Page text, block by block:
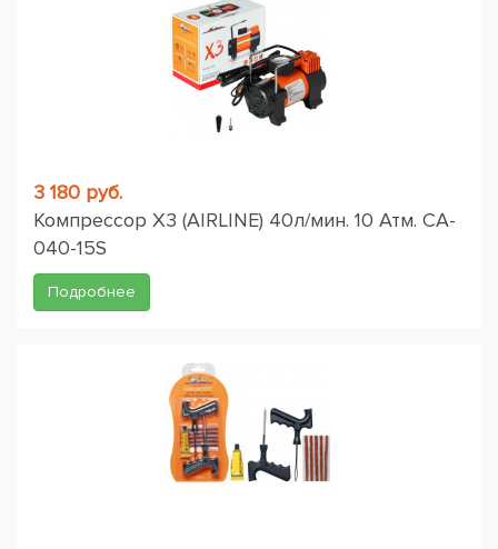
3 180 руб.
Компрессор X3 (AIRLINE) 40л/мин. 10 Атм. CA-
040-15S
Подробнее